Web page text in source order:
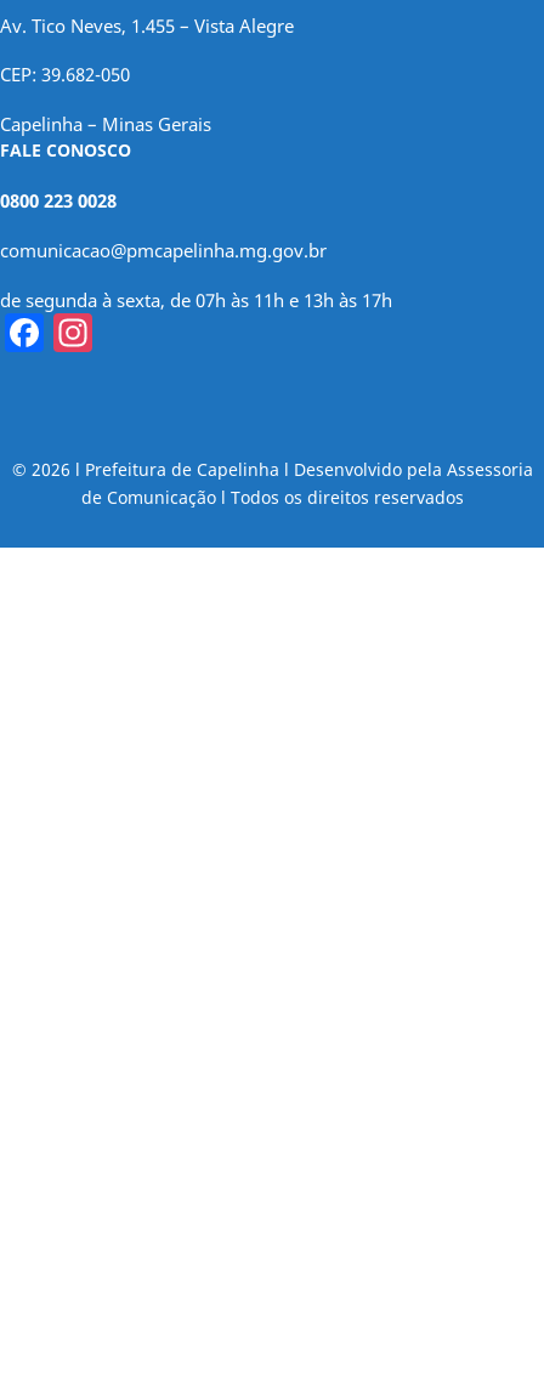
Av. Tico Neves, 1.455 – Vista Alegre
CEP: 39.682-050
Capelinha – Minas Gerais
FALE CONOSCO
0800 223 0028
comunicacao@pmcapelinha.mg.gov.br
de segunda à sexta, de 07h às 11h e 13h às 17h
Facebook
© 2026 l Prefeitura de Capelinha l Desenvolvido pela Assessoria
de Comunicação l Todos os direitos reservados